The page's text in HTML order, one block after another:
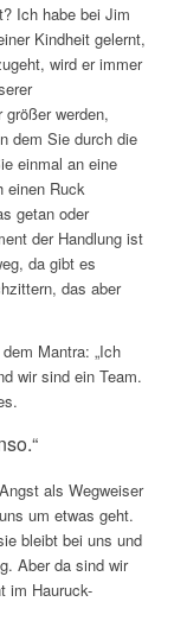
Ich habe bei Jim
Kindheit gelernt,
wird er immer
werden,
dem Sie durch die
einmal an eine
einen Ruck
getan oder
der Handlung ist
da gibt es
das aber
Mantra: „Ich
wir sind ein Team.
als Wegweiser
um etwas geht.
bleibt bei uns und
Aber da sind wir
im Hauruck-